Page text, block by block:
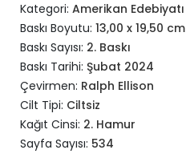
Kategori: Amerikan Edebiyatı
Baskı Boyutu: 13,00 x 19,50 cm
Baskı Sayısı: 2. Baskı
Baskı Tarihi: Şubat 2024
Çevirmen: Ralph Ellison
Cilt Tipi: Ciltsiz
Kağıt Cinsi: 2. Hamur
Sayfa Sayısı: 534